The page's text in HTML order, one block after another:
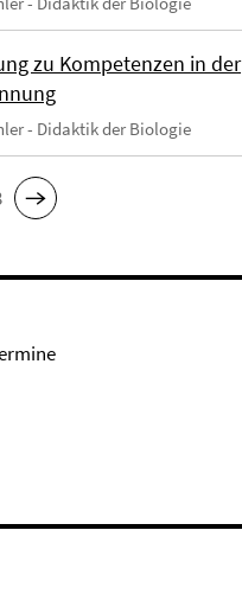
zu Kompetenzen in der
- Didaktik der Biologie